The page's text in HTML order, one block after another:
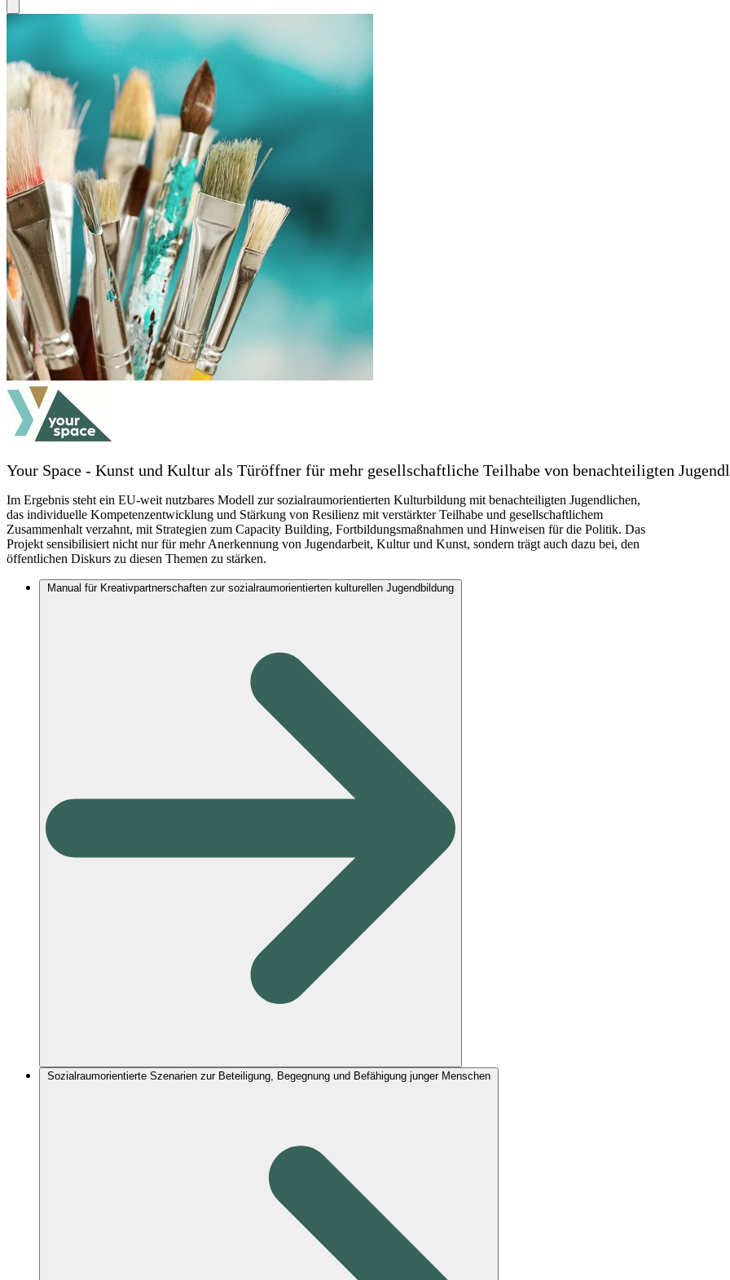
Your Space - Kunst und Kultur als Türöffner für mehr gesellschaftliche Teilhabe von benachteiligten
Im Ergebnis steht ein EU-weit nutzbares Modell zur sozialraumorientierten Kulturbildung mit benachteiligten Jugendlichen,
das individuelle Kompetenzentwicklung und Stärkung von Resilienz mit verstärkter Teilhabe und gesellschaftlichem
Zusammenhalt verzahnt, mit Strategien zum Capacity Building, Fortbildungsmaßnahmen und Hinweisen für die Politik. Das
Projekt sensibilisiert nicht nur für mehr Anerkennung von Jugendarbeit, Kultur und Kunst, sondern trägt auch dazu bei, den
öffentlichen Diskurs zu diesen Themen zu stärken.
Manual für Kreativpartnerschaften zur sozialraumorientierten kulturellen Jugendbildung
Sozialraumorientierte Szenarien zur Beteiligung, Begegnung und Befähigung junger Menschen